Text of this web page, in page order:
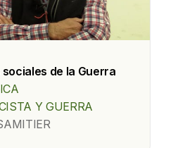
de la Guerra
Y GUERRA